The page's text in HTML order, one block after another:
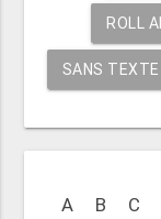
ROLL
SANS TEXTE
A B C